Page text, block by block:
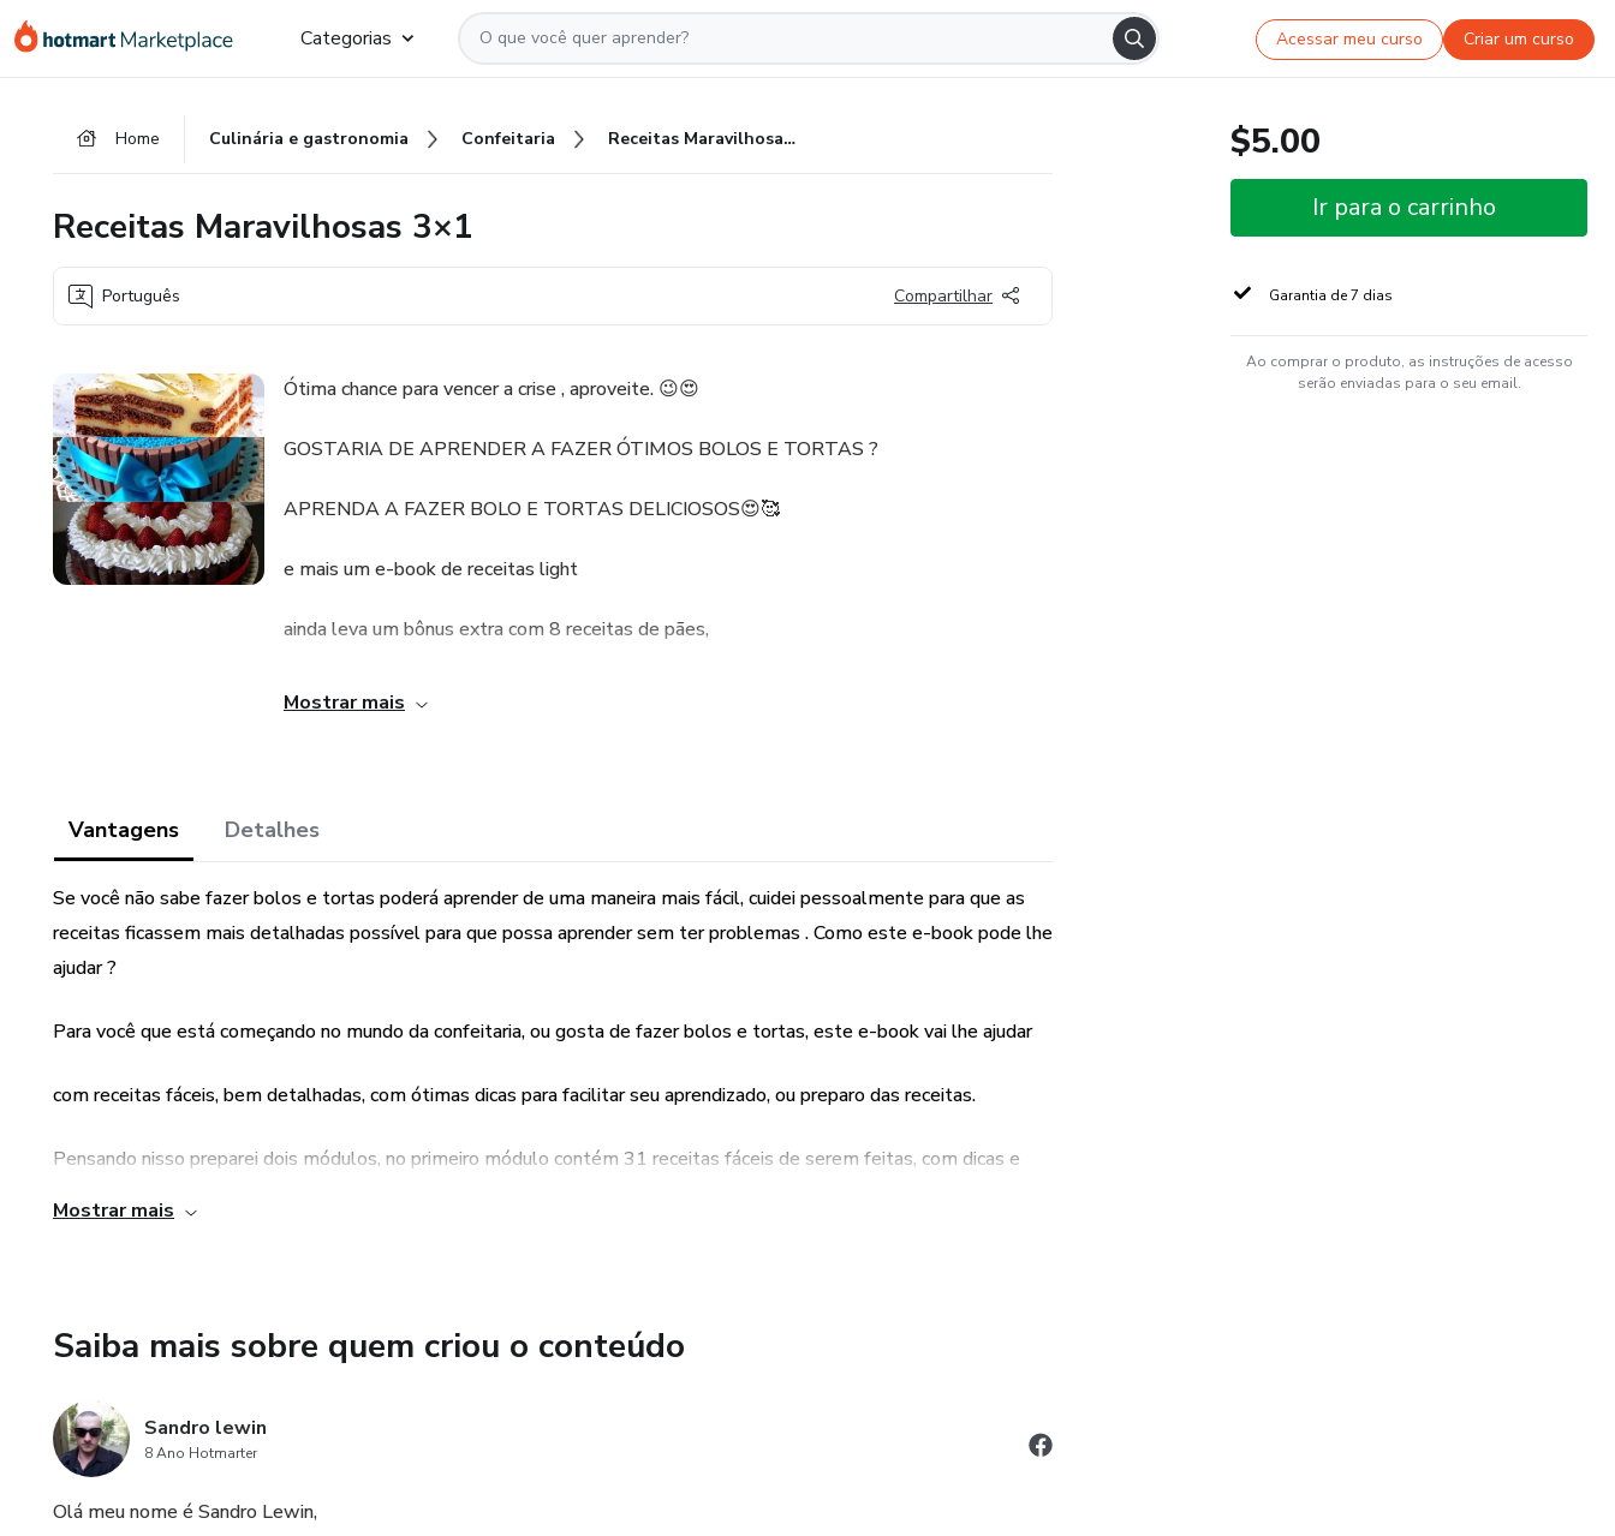
para
para
para
Categorias Acessar meu curso Criar um curso
Home Culinária e gastronomia Confeitaria Receitas Maravilhosas 3×1
Receitas Maravilhosas 3×1
Português Compartilhar
Ótima chance para vencer a crise , aproveite. 😉😍
GOSTARIA DE APRENDER A FAZER ÓTIMOS BOLOS E TORTAS ?
APRENDA A FAZER BOLO E TORTAS DELICIOSOS😍🥰
e mais um e-book de receitas light
ainda leva um bônus extra com 8 receitas de pães,
ISSO MESMO 3 PELO PREÇO DE 1 .
aniversários que são mais complexas por levar seus enfeites, as mais fáceis estão no
assim fica fácil de fazer, vamos lá !!!
Ainda conta com mais um e-book de receitas light para quem gosta de receitas light.
não perca três pelo preço de 1.
Mostrar mais
Vantagens Detalhes
Se você não sabe fazer bolos e tortas poderá aprender de uma maneira mais fácil, cuidei pessoalmente para que as
receitas ficassem mais detalhadas possível para que possa aprender sem ter problemas . Como este e-book pode lhe
ajudar ?
Para você que está começando no mundo da confeitaria, ou gosta de fazer bolos e tortas, este e-book vai lhe ajudar
com receitas fáceis, bem detalhadas, com ótimas dicas para facilitar seu aprendizado, ou preparo das receitas.
Pensando nisso preparei dois módulos, no primeiro módulo contém 31 receitas fáceis de serem feitas, com dicas e
tem mais um e-book de receitas light com mais 62 receitas super fáceis de fazer, mas calma aí
como já avia falado deixei ótimas dicas e truques para te ajudar ok.
Totalizando 62 receitas.
Mostrar mais
Saiba mais sobre quem criou o conteúdo
Sandro lewin
8 Ano Hotmarter
Olá meu nome é Sandro Lewin,
$5.00
Ir para o carrinho
Garantia de 7 dias
Ao comprar o produto, as instruções de acesso
serão enviadas para o seu email.